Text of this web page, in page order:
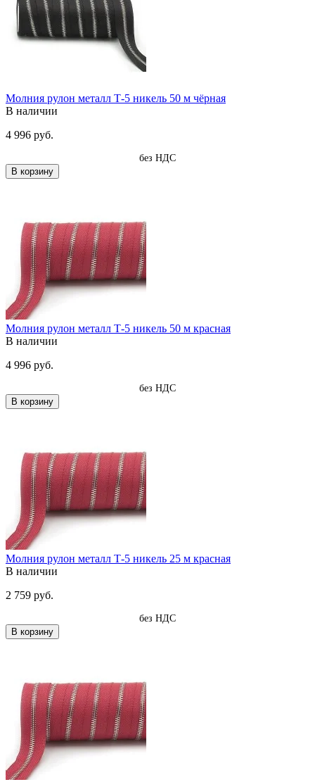
Молния рулон металл Т-5 никель 50 м чёрная
В наличии
4 996 руб.
без НДС
В корзину
Молния рулон металл Т-5 никель 50 м красная
В наличии
4 996 руб.
без НДС
В корзину
Молния рулон металл Т-5 никель 25 м красная
В наличии
2 759 руб.
без НДС
В корзину